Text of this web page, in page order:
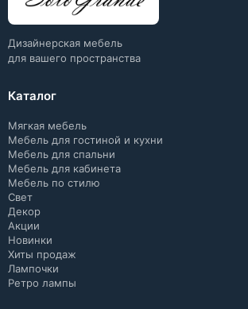
Дизайнерская мебель
для вашего пространства
Каталог
Мягкая мебель
Мебель для гостиной и кухни
Мебель для спальни
Мебель для кабинета
Мебель по стилю
Свет
Декор
Акции
Новинки
Хиты продаж
Лампочки
Ретро лампы